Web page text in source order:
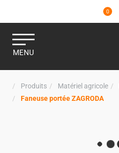
0
MENU
Produits Matériel agricole
Faneuse portée ZAGRODA